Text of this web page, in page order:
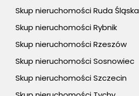
Skup nieruchomości Ruda Śląska
Skup nieruchomości Rybnik
Skup nieruchomości Rzeszów
Skup nieruchomości Sosnowiec
Skup nieruchomości Szczecin